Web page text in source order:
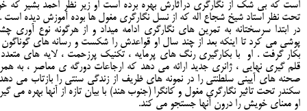
است که بی شک از نگارگری درآثارش بهره برده است او زیر نظر احمد بشیر که
تحت نظر استاد شیخ شجاع اله که از نسل نگارگری مغول ها بوده آموزش دیده است
در ابتدا سرسختانه به تمرین های نگارگری ادامه میداد و از هرگونه نوع آوری
پوشی می کرد تا اینکه بعد از چند سال او قواعدش را شکست و رسانه های گوناگون
بکار گرفت . او با بکارگیری رنگ های پرمایه ، تکنیک پرزحمت ، لایه های
قلم گیری نهایی ، ژانری جدید ارائه می دهد که ارجاعات دورگه ی معاصر ، به
صحنه های آیینی سلطنتی را در نمونه های ظریف از زندگی سنتی را بازتاب می
سکندر تحت تاثیر نگارگری مغول و کانگرا (جنوب هند) با بیان تازه از آنها بهره می
او معنای خویش را درون آنها جستجو می کند.